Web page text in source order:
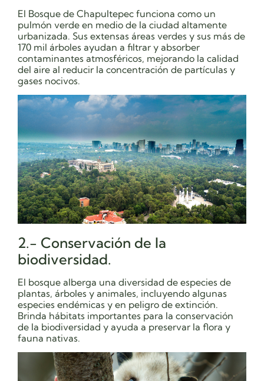
El Bosque de Chapultepec funciona como un
pulmón verde en medio de la ciudad altamente
urbanizada. Sus extensas áreas verdes y sus más de
170 mil árboles ayudan a filtrar y absorber
contaminantes atmosféricos, mejorando la calidad
del aire al reducir la concentración de partículas y
gases nocivos.
2.- Conservación de la
biodiversidad.
El bosque alberga una diversidad de especies de
plantas, árboles y animales, incluyendo algunas
especies endémicas y en peligro de extinción.
Brinda hábitats importantes para la conservación
de la biodiversidad y ayuda a preservar la flora y
fauna nativas.